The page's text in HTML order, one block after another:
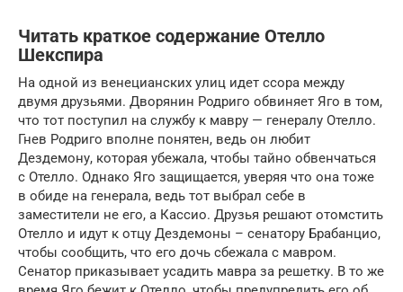
Читать краткое содержание Отелло
Шекспира
На одной из венецианских улиц идет ссора между
двумя друзьями. Дворянин Родриго обвиняет Яго в том,
что тот поступил на службу к мавру — генералу Отелло.
Гнев Родриго вполне понятен, ведь он любит
Дездемону, которая убежала, чтобы тайно обвенчаться
с Отелло. Однако Яго защищается, уверяя что она тоже
в обиде на генерала, ведь тот выбрал себе в
заместители не его, а Кассио. Друзья решают отомстить
Отелло и идут к отцу Дездемоны – сенатору Брабанцио,
чтобы сообщить, что его дочь сбежала с мавром.
Сенатор приказывает усадить мавра за решетку. В то же